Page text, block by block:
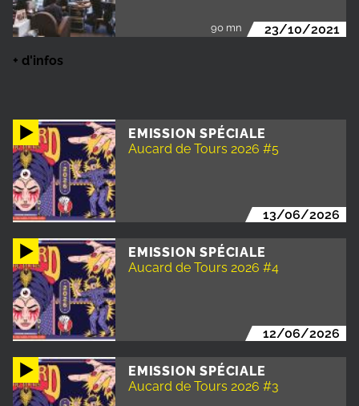
EMISSION SPÉCIALE
Aucard de Tours 2026 #5
13/06/2026
EMISSION SPÉCIALE
Aucard de Tours 2026 #4
12/06/2026
EMISSION SPÉCIALE
Aucard de Tours 2026 #3
90 mn 23/10/2021
+ d'infos